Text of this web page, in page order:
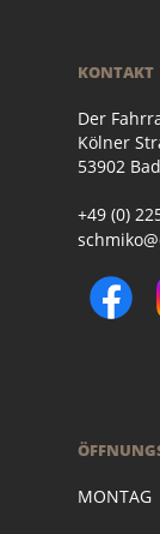
KONTAKT
Der
Kölner
53902
+49 (0)